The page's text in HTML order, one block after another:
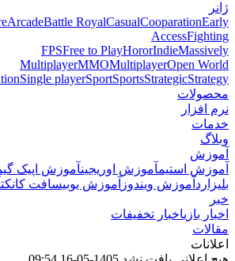
ژانر
ArcadeBattle RoyalCasualCooparationEarly
AccessFighting
FPSFree to PlayHororIndieMassively
MultiplayerMMOMultiplayerOpen World
Single playerSportSportsStrategicStrategy
محصولات
نرم افزار
خدمات
وبلاگ
آموزش
آموزش استیمآموزش اوریجینآموزش اپیک
بلیزارد آموزش ویندوز آموزش یوبیسافت کانکت
خبر
اخبار بازیاخبار تخفیفات
مقالات
اعلانات